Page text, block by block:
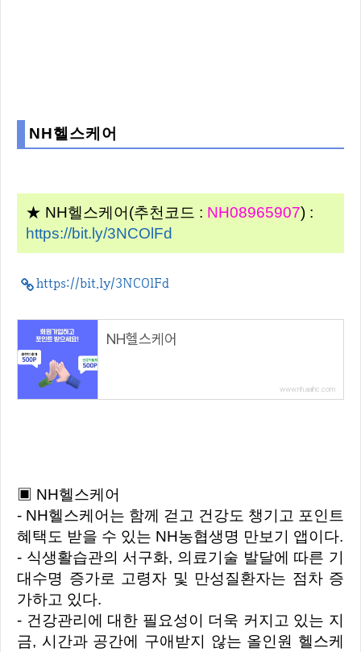
NH헬스케어
★ NH헬스케어(추천코드 : NH08965907) :
https://bit.ly/3NCOlFd
https://bit.ly/3NCOlFd
NH헬스케어
www.nh.aaihc.com
▣ NH헬스케어
- NH헬스케어는 함께 걷고 건강도 챙기고 포인트
혜택도 받을 수 있는 NH농협생명 만보기 앱이다.
- 식생활습관의 서구화, 의료기술 발달에 따른 기
대수명 증가로 고령자 및 만성질환자는 점차 증
가하고 있다.
- 건강관리에 대한 필요성이 더욱 커지고 있는 지
금, 시간과 공간에 구애받지 않는 올인원 헬스케